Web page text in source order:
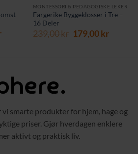
Nåværende
MONTESSORI & PEDAGOGISKE LEKER
Fargerike Byggeklosser i Tre –
16 Deler
239,00kr Opprinnelig
179,00kr
smarte produkter for hjem, hage og
priser. Gjør hverdagen enklere
aktivt og praktisk liv.